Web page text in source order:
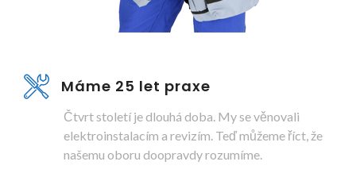
Máme 25 let praxe
Čtvrt století je dlouhá doba. My se věnovali
elektroinstalacím a revizím. Teď můžeme říct, že
našemu oboru doopravdy rozumíme.